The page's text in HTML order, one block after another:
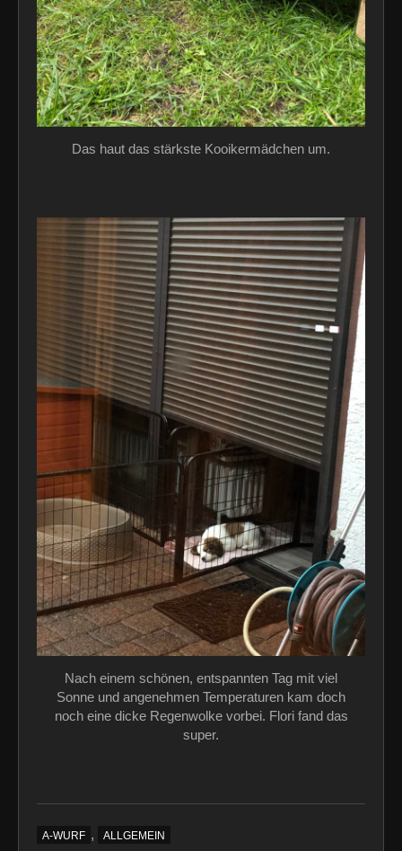
Das haut das stärkste Kooikermädchen um.
Nach einem schönen, entspannten Tag mit viel
Sonne und angenehmen Temperaturen kam doch
noch eine dicke Regenwolke vorbei. Flori fand das
super.
A-WURF , ALLGEMEIN